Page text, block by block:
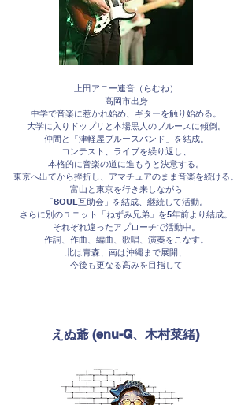
上田アニー連音（らむね）
高岡市出身
中学で音楽に惹かれ始め、ギターを触り始める。
大学に入りドップリと本場黒人のブルースに傾倒。
仲間と「津軽屋ブルースバンド」を結成。
コンテスト、ライブを繰り返し、
本格的に音楽の道に進もうと決意する。
東京へ出てから挫折し、アマチュアのまま音楽を続ける。
富山と東京を行き来しながら
「SOUL互助会」を結成、継続して活動。
さらに別のユニット「ねずみ兄弟」を5年前より結成。
それぞれ違ったアプローチで活動中。
作詞、作曲、編曲、歌唱、演奏をこなす。
北は青森、南は沖縄まで展開、
今後も更なる高みを目指して
えぬ爺 (enu-G、木村菜緒)